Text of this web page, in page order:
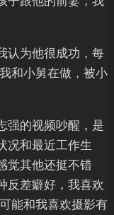
认为他很成功，每
和小舅在做，被小
强的视频吵醒，是
况和最近工作生
觉其他还挺不错
反差癖好，我喜欢
能和我喜欢摄影有